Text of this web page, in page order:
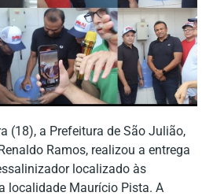
(18), a Prefeitura de São Julião,
Ramos, realizou a entrega
localizado às
localidade Maurício Pista. A